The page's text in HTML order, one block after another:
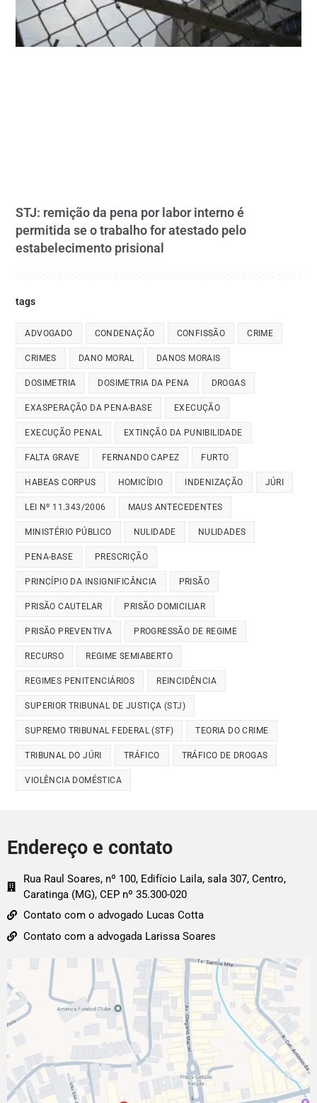
STJ: remição da pena por labor interno é
permitida se o trabalho for atestado pelo
estabelecimento prisional
tags
ADVOGADO CONDENAÇÃO CONFISSÃO CRIME
CRIMES DANO MORAL DANOS MORAIS
DOSIMETRIA DOSIMETRIA DA PENA DROGAS
EXASPERAÇÃO DA PENA-BASE EXECUÇÃO
EXECUÇÃO PENAL EXTINÇÃO DA PUNIBILIDADE
FALTA GRAVE FERNANDO CAPEZ FURTO
HABEAS CORPUS HOMICÍDIO INDENIZAÇÃO JÚRI
LEI Nº 11.343/2006 MAUS ANTECEDENTES
MINISTÉRIO PÚBLICO NULIDADE NULIDADES
PENA-BASE PRESCRIÇÃO
PRINCÍPIO DA INSIGNIFICÂNCIA PRISÃO
PRISÃO CAUTELAR PRISÃO DOMICILIAR
PRISÃO PREVENTIVA PROGRESSÃO DE REGIME
RECURSO REGIME SEMIABERTO
REGIMES PENITENCIÁRIOS REINCIDÊNCIA
SUPERIOR TRIBUNAL DE JUSTIÇA (STJ)
SUPREMO TRIBUNAL FEDERAL (STF) TEORIA DO CRIME
TRIBUNAL DO JÚRI TRÁFICO TRÁFICO DE DROGAS
VIOLÊNCIA DOMÉSTICA
Endereço e contato
Rua Raul Soares, nº 100, Edifício Laila, sala 307, Centro,
Caratinga (MG), CEP nº 35.300-020
Contato com o advogado Lucas Cotta
Contato com a advogada Larissa Soares